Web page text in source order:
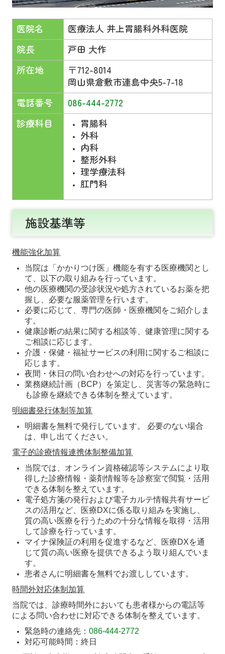
医院名
医療法人 井上胃腸科外科医院
院長
戸田 大作
所在地
〒712-8014
岡山県倉敷市連島中央5-7-18
電話番号
086-444-2772
診療科目
胃腸科
外科
内科
整形外科
理学療法科
肛門科
施設基準等
機能強化加算
当院は「かかりつけ医」機能を有する医療機関とし
て、以下の取り組みを行っています。
他の医療機関の受診状況や処方されているお薬を把
握し、必要な服薬管理を行います。
必要に応じて、専門の医師・医療機関をご紹介しま
す。
健康診断の結果に関する相談等、健康管理に関する
ご相談に応じます。
介護・保健・福祉サービスの利用に関するご相談に
応じます。
夜間・休日の問い合わせへの対応を行っています。
業務継続計画（BCP）を策定し、災害等の緊急時に
も診療を継続できる体制を整えています。
明細書発行体制等加算
明細書を無料で発行しています。 必要のない場合
は、申し出てください。
電子的診療情報連携体制整備加算
当院では、オンライン資格確認等システムにより取
得した診療情報・薬剤情報等を診察室で閲覧・活用
できる体制を整えています。
電子処方箋の発行および電子カルテ情報共有サービ
スの活用など、医療DXに係る取り組みを実施し、
質の高い医療を行うための十分な情報を取得・活用
して診療を行っています。
マイナ保険証の利用を促進するなど、医療DXを通
じて質の高い医療を提供できるよう取り組んでいま
す。
患者さんに明細書を無料でお渡ししています。
時間外対応体制加算
当院では、診療時間外においても患者様からの電話等
による問い合わせに対応できる体制を整えています。
緊急時の連絡先：086-444-2772
対応可能時間：終日